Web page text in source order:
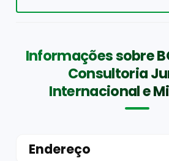
Informações sobre
Consultoria
Internacional e
Endereço